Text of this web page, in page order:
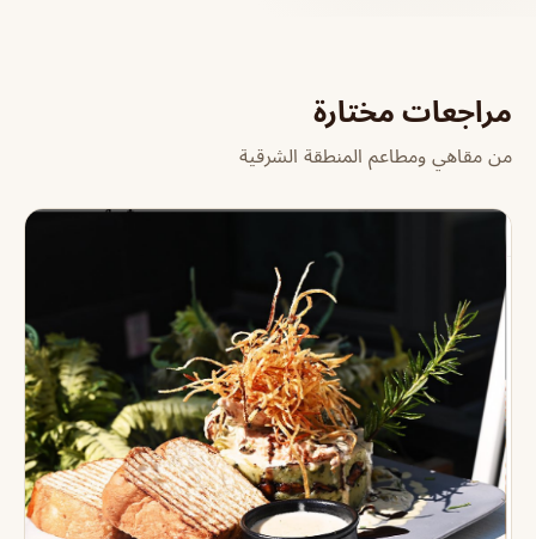
مراجعات مختارة
من مقاهي ومطاعم المنطقة الشرقية